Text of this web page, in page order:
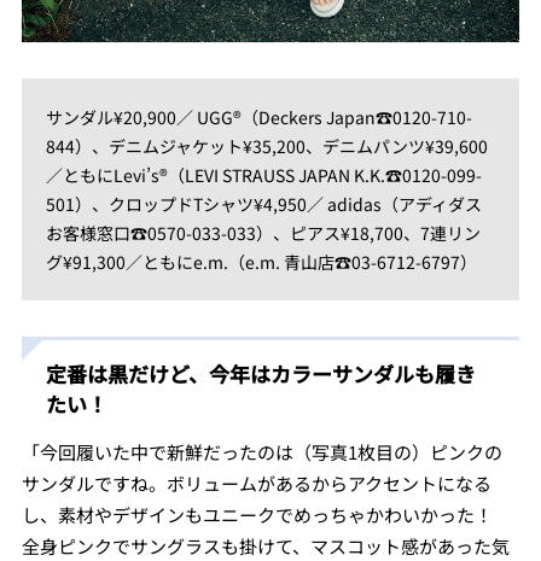
サンダル¥20,900／ UGG®（Deckers Japan☎0120-710-
844）、デニムジャケット¥35,200、デニムパンツ¥39,600
／ともにLevi’s®（LEVI STRAUSS JAPAN K.K.☎0120-099-
501）、クロップドTシャツ¥4,950／ adidas（アディダス
お客様窓口☎0570-033-033）、ピアス¥18,700、7連リン
グ¥91,300／ともにe.m.（e.m. 青山店☎03-6712-6797）
定番は黒だけど、今年はカラーサンダルも履き
たい！
「今回履いた中で新鮮だったのは（写真1枚目の）ピンクの
サンダルですね。ボリュームがあるからアクセントになる
し、素材やデザインもユニークでめっちゃかわいかった！
全身ピンクでサングラスも掛けて、マスコット感があった気